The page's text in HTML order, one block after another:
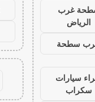
غرب
الرياض
سطحة
سيارات
سكراب